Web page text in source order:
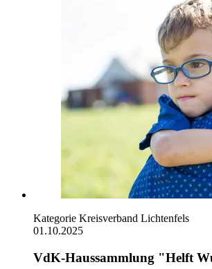
Kategorie Kreisverband Lichtenfels
01.10.2025
VdK-Haussammlung "Helft